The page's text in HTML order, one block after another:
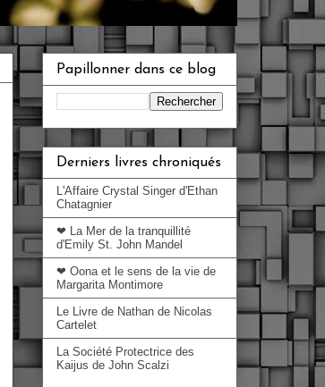
Papillonner dans ce blog
Derniers livres chroniqués
L'Affaire Crystal Singer d'Ethan
Chatagnier
❤ La Mer de la tranquillité
d'Emily St. John Mandel
❤ Oona et le sens de la vie de
Margarita Montimore
Le Livre de Nathan de Nicolas
Cartelet
La Société Protectrice des
Kaijus de John Scalzi